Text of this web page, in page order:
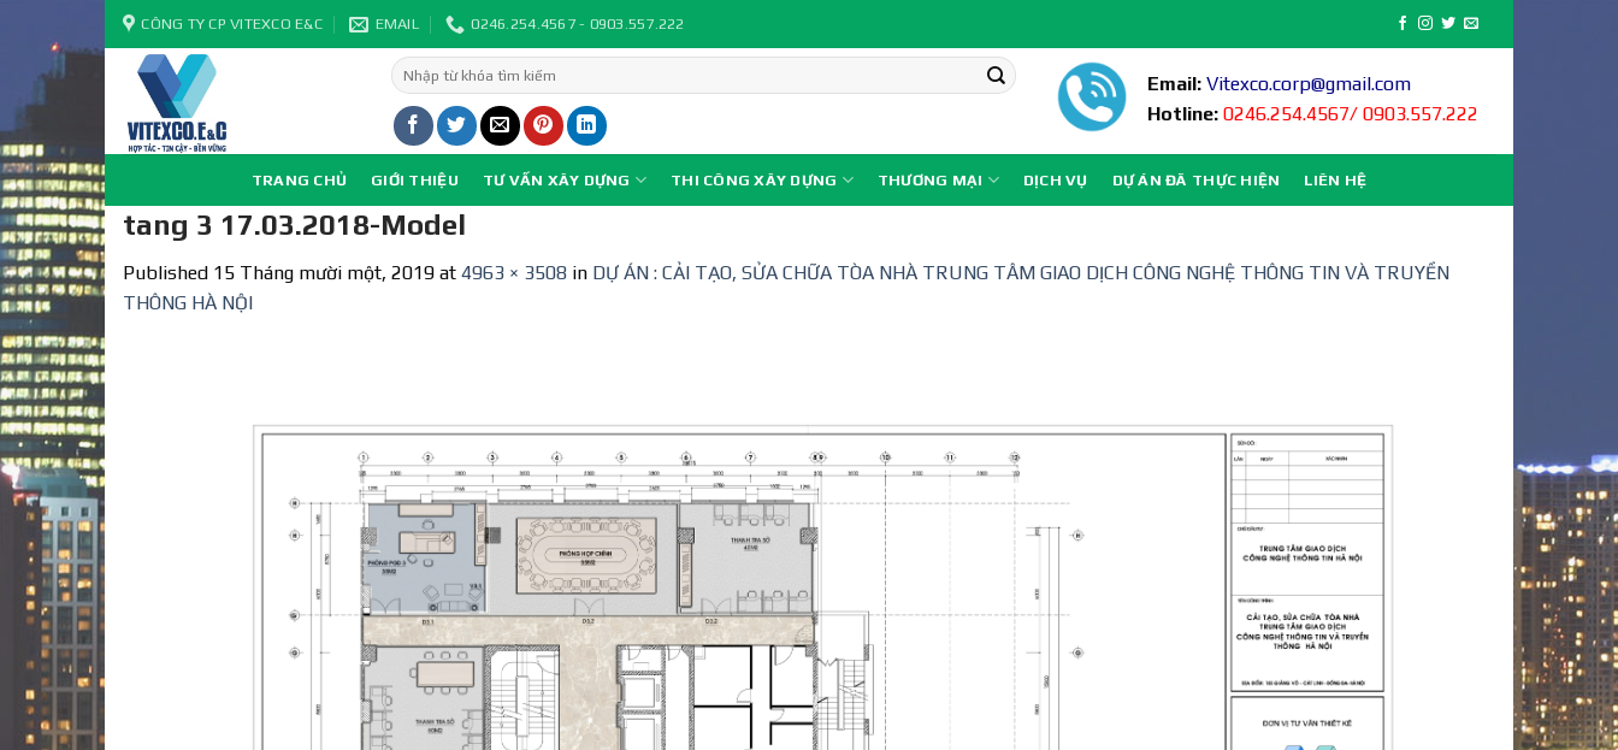
Skip
to
content
CÔNG TY CP VITEXCO E&C EMAIL 0246.254.4567 - 0903.557.222
Tìm
kiếm:
Email: Vitexco.corp@gmail.com
Hotline: 0246.254.4567/ 0903.557.222
TRANG CHỦ GIỚI THIỆU TƯ VẤN XÂY DỰNG THI CÔNG XÂY DỰNG THƯƠNG MẠI DỊCH VỤ DỰ ÁN ĐÃ THỰC HIỆN LIÊN HỆ
tang 3 17.03.2018-Model
Published 15 Tháng mười một, 2019 at 4963 × 3508 in DỰ ÁN : CẢI TẠO, SỬA CHỮA TÒA NHÀ TRUNG TÂM GIAO DỊCH CÔNG NGHỆ THÔNG TIN VÀ TRUYỀN
THÔNG HÀ NỘI